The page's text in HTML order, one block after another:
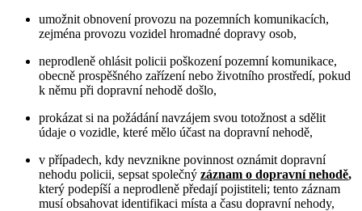
umožnit obnovení provozu na pozemních komunikacích,
zejména provozu vozidel hromadné dopravy osob,
neprodleně ohlásit policii poškození pozemní komunikace,
obecně prospěšného zařízení nebo životního prostředí, pokud
k němu při dopravní nehodě došlo,
prokázat si na požádání navzájem svou totožnost a sdělit
údaje o vozidle, které mělo účast na dopravní nehodě,
v případech, kdy nevznikne povinnost oznámit dopravní
nehodu policii, sepsat společný záznam o dopravní nehodě,
který podepíší a neprodleně předají pojistiteli; tento záznam
musí obsahovat identifikaci místa a času dopravní nehody,